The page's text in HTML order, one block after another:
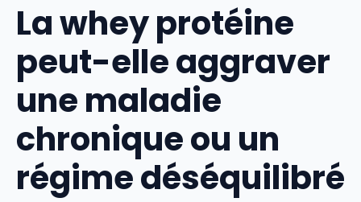
La whey protéine
peut-elle aggraver
une maladie
chronique ou un
régime déséquilibré